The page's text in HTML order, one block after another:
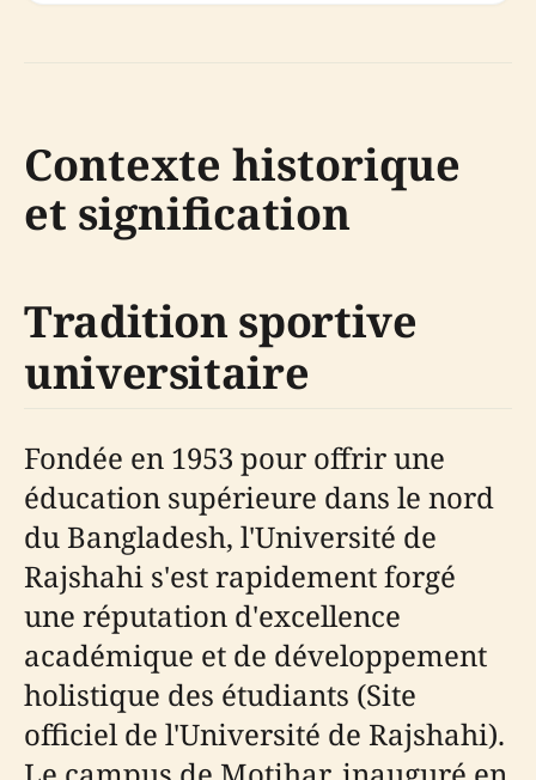
Contexte historique
et signification
Tradition sportive
universitaire
Fondée en 1953 pour offrir une
éducation supérieure dans le nord
du Bangladesh, l'Université de
Rajshahi s'est rapidement forgé
une réputation d'excellence
académique et de développement
holistique des étudiants (Site
officiel de l'Université de Rajshahi).